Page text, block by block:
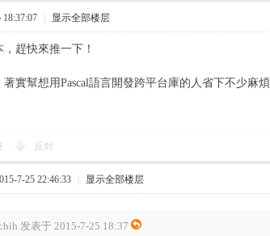
显示全部楼层
趕快來推一下！
實幫想用Pascal語言開發跨平台庫的人省下不少麻煩
反对
7-25 22:46:33 显示全部楼层
发表于 2015-7-25 18:37